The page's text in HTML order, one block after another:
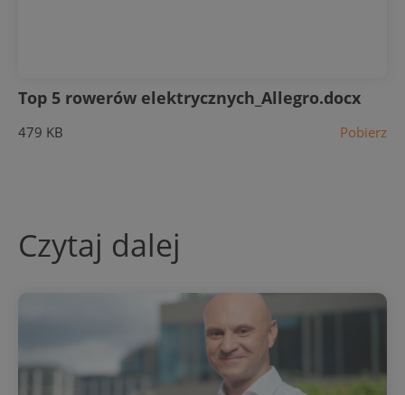
Top 5 rowerów elektrycznych_Allegro.docx
479 KB Pobierz
Czytaj dalej